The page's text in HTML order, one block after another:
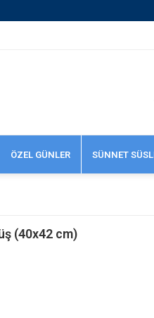
ÖZEL GÜNLER SÜNNET
(40x42 cm)